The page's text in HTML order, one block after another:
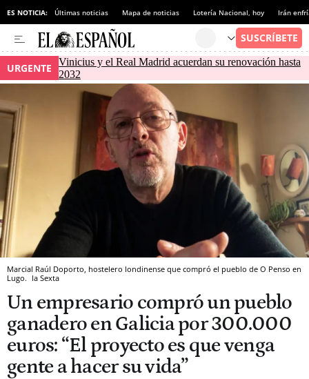
ES NOTICIA: Últimas noticias Mapa de noticias Lotería Nacional, hoy Irán
URGENTE
Vinicius y el Real Madrid acuerdan su renovación hasta
2032
Marcial Raúl Doporto, hostelero londinense que compró el pueblo de O Penso en
Lugo. la Sexta
Un empresario compró un pueblo
ganadero en Galicia por 300.000
euros: “El proyecto es que venga
gente a hacer su vida”